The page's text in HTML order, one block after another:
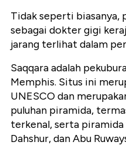
Tidak seperti biasanya,
sebagai dokter gigi
jarang terlihat dalam
Saqqara adalah
Memphis. Situs ini
UNESCO dan
puluhan piramida,
terkenal, serta
Dahshur, dan Abu